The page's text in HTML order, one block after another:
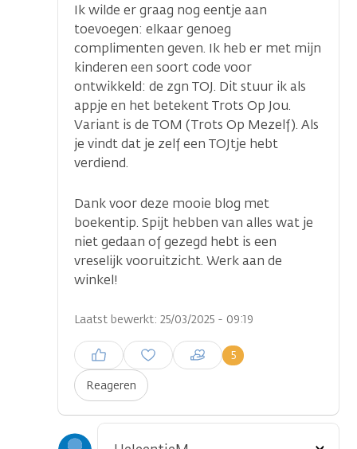
Ik wilde er graag nog eentje aan
toevoegen: elkaar genoeg
complimenten geven. Ik heb er met mijn
kinderen een soort code voor
ontwikkeld: de zgn TOJ. Dit stuur ik als
appje en het betekent Trots Op Jou.
Variant is de TOM (Trots Op Mezelf). Als
je vindt dat je zelf een TOJtje hebt
verdiend.
Dank voor deze mooie blog met
boekentip. Spijt hebben van alles wat je
niet gedaan of gezegd hebt is een
vreselijk vooruitzicht. Werk aan de
winkel!
Laatst bewerkt: 25/03/2025 - 09:19
Reageren
5
Inloggen om een reactie te
plaatsen